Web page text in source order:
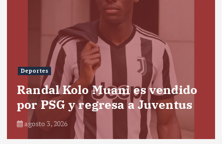
Deportes
Randal Kolo Muani es vendido
por PSG y regresa a Juventus
agosto 3, 2026